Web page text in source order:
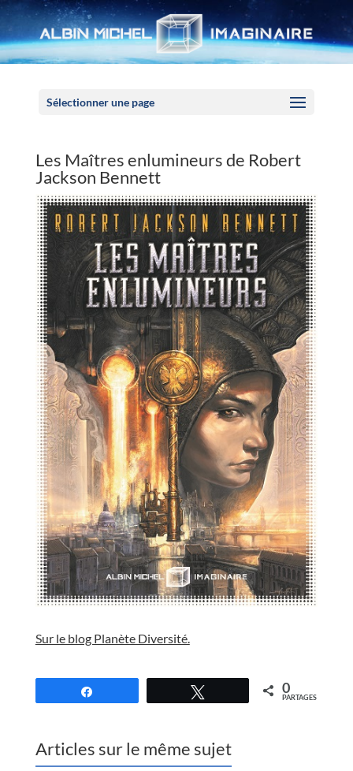
Sélectionner une page
Les Maîtres enlumineurs de Robert
Jackson Bennett
Sur le blog Planète Diversité.
0
PARTAGES
Articles sur le même sujet
Panneau de gestion des cookies